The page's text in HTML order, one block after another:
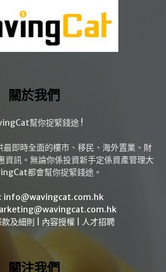
關於我們
幫你捉緊錢途 !
即時全面的樓市、移民、海外置業、財
資訊。無論你係投資新手定係資產管理大
都會幫你捉緊錢途。
info@wavingcat.com.hk
及細則 內容授權 人才招聘
關注我們